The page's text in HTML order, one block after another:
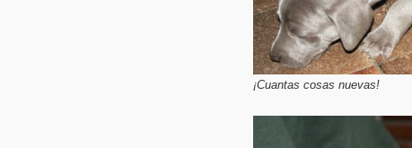
¡Cuantas cosas nuevas!